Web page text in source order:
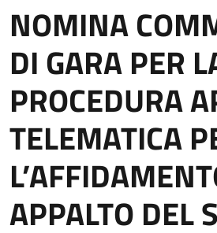
NOMINA
DI GARA PER
PROCEDURA
TELEMATICA
APPALTO DEL